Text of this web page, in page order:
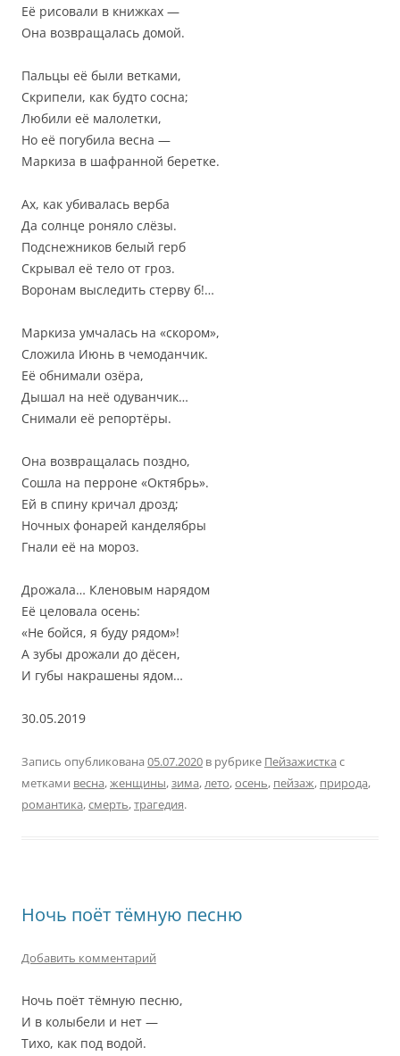
Её рисовали в книжках —
Она возвращалась домой.
Пальцы её были ветками,
Скрипели, как будто сосна;
Любили её малолетки,
Но её погубила весна —
Маркиза в шафранной беретке.
Ах, как убивалась верба
Да солнце роняло слёзы.
Подснежников белый герб
Скрывал её тело от гроз.
Воронам выследить стерву б!…
Маркиза умчалась на «скором»,
Сложила Июнь в чемоданчик.
Её обнимали озёра,
Дышал на неё одуванчик…
Снимали её репортёры.
Она возвращалась поздно,
Сошла на перроне «Октябрь».
Ей в спину кричал дрозд;
Ночных фонарей канделябры
Гнали её на мороз.
Дрожала… Кленовым нарядом
Её целовала осень:
«Не бойся, я буду рядом»!
А зубы дрожали до дёсен,
И губы накрашены ядом…
30.05.2019
Запись опубликована 05.07.2020 в рубрике Пейзажистка с
метками весна,женщины,зима,лето,осень, пейзаж, природа,
романтика,смерть,трагедия.
Ночь поёт тёмную песню
Добавить комментарий
Ночь поёт тёмную песню,
И в колыбели и нет —
Тихо, как под водой.